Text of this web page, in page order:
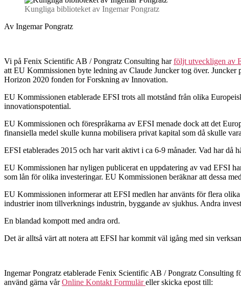
Kungliga biblioteket av Ingemar Pongratz
Av Ingemar Pongratz
Vi på Fenix Scientific AB / Pongratz Consulting harföljt utveckligen av
att EU Kommissionen byte ledning av Claude Juncker tog över.
Horizon 2020 fonden for Forskning av Innovation.
EU Kommissionen etablerade EFSI trots all motstånd från olika
innovationspotential.
EU Kommissionen och förespråkarna av EFSI menade dock att det
finansiella medel skulle kunna mobilisera privat kapital som då skulle
EFSI etablerades 2015 och har varit aktivt i ca 6-9 månader. Vad har då
EU Kommissionen har nyligen publicerat en uppdatering av vad EFSI
som lån för olika investeringar. EU Kommissionen beräknar att dessa
EU Kommissionen informerar att EFSI medlen har använts för flera
industrier inom tillverknings industrin, byggande av sjukhus. Andra
En blandad kompott med andra ord.
Det är alltså värt att notera att EFSI har kommit väl igång med sin
Ingemar Pongratz etablerade Fenix Scientific AB / Pongratz
använd gärna vårOnline Kontakt Formuläreller skicka epost till: